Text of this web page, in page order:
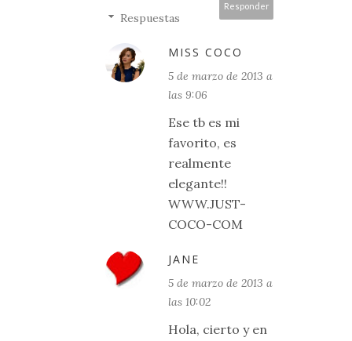
Responder
Respuestas
MISS COCO
5 de marzo de 2013 a
las 9:06
Ese tb es mi
favorito, es
realmente
elegante!!
WWW.JUST-
COCO-COM
JANE
5 de marzo de 2013 a
las 10:02
Hola, cierto y en